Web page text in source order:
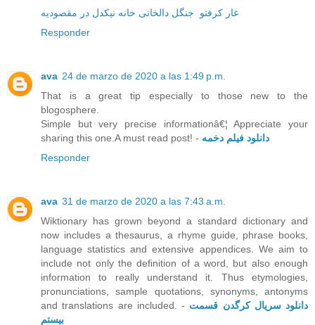
غار کرفتو
جنگل دالخانی خانه نیکدل در مقصودیه
Responder
ava 24 de marzo de 2020 a las 1:49 p.m.
That is a great tip especially to those new to the
blogosphere.
Simple but very precise informationâ€¦ Appreciate your
sharing this one.A must read post! - دانلود فیلم دخمه
Responder
ava 31 de marzo de 2020 a las 7:43 a.m.
Wiktionary has grown beyond a standard dictionary and
now includes a thesaurus, a rhyme guide, phrase books,
language statistics and extensive appendices. We aim to
include not only the definition of a word, but also enough
information to really understand it. Thus etymologies,
pronunciations, sample quotations, synonyms, antonyms
and translations are included. - دانلود سریال کرگدن قسمت
بیستم